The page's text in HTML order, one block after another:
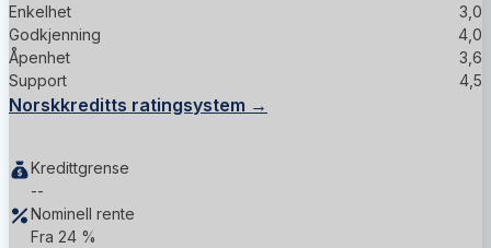
Enkelhet
3,0
Godkjenning
4,0
Åpenhet
3,6
Support
4,5
Norskkreditts ratingsystem →
Kredittgrense
--
Nominell rente
Fra 24 %